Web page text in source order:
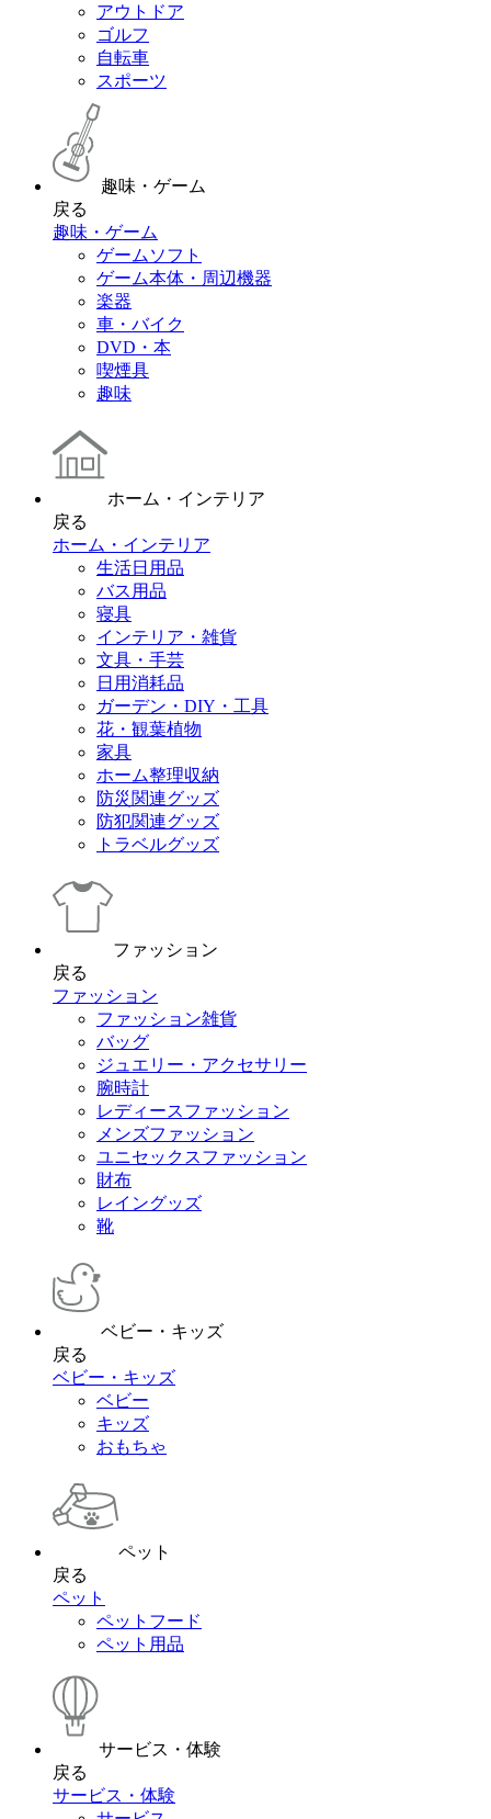
アウトドア
ゴルフ
自転車
スポーツ
趣味・ゲーム
戻る
趣味・ゲーム
ゲームソフト
ゲーム本体・周辺機器
楽器
車・バイク
DVD・本
喫煙具
趣味
ホーム・インテリア
戻る
ホーム・インテリア
生活日用品
バス用品
寝具
インテリア・雑貨
文具・手芸
日用消耗品
ガーデン・DIY・工具
花・観葉植物
家具
ホーム整理収納
防災関連グッズ
防犯関連グッズ
トラベルグッズ
ファッション
戻る
ファッション
ファッション雑貨
バッグ
ジュエリー・アクセサリー
腕時計
レディースファッション
メンズファッション
ユニセックスファッション
財布
レイングッズ
靴
ベビー・キッズ
戻る
ベビー・キッズ
ベビー
キッズ
おもちゃ
ペット
戻る
ペット
ペットフード
ペット用品
サービス・体験
戻る
サービス・体験